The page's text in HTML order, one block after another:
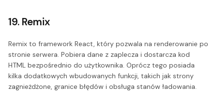
19. Remix
Remix to framework React, który pozwala na renderowanie po
stronie serwera. Pobiera dane z zaplecza i dostarcza kod
HTML bezpośrednio do użytkownika. Oprócz tego posiada
kilka dodatkowych wbudowanych funkcji, takich jak strony
zagnieżdżone, granice błędów i obsługa stanów ładowania.